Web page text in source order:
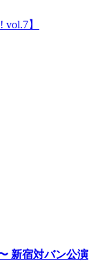
】
新宿対バン公演